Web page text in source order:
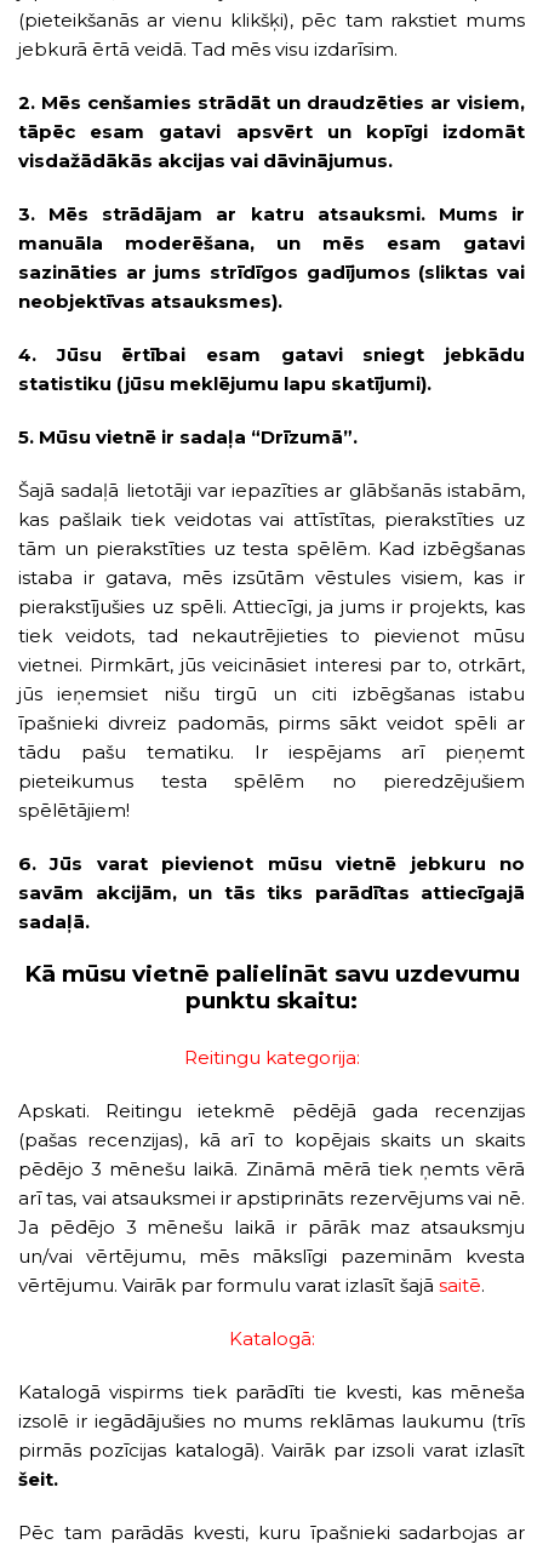
(pieteikšanās ar vienu klikšķi), pēc tam rakstiet mums
jebkurā ērtā veidā. Tad mēs visu izdarīsim.
2. Mēs cenšamies strādāt un draudzēties ar visiem,
tāpēc esam gatavi apsvērt un kopīgi izdomāt
visdažādākās akcijas vai dāvinājumus.
3. Mēs strādājam ar katru atsauksmi. Mums ir
manuāla moderēšana, un mēs esam gatavi
sazināties ar jums strīdīgos gadījumos (sliktas vai
neobjektīvas atsauksmes).
4. Jūsu ērtībai esam gatavi sniegt jebkādu
statistiku (jūsu meklējumu lapu skatījumi).
5. Mūsu vietnē ir sadaļa “Drīzumā”.
Šajā sadaļā lietotāji var iepazīties ar glābšanās istabām,
kas pašlaik tiek veidotas vai attīstītas, pierakstīties uz
tām un pierakstīties uz testa spēlēm. Kad izbēgšanas
istaba ir gatava, mēs izsūtām vēstules visiem, kas ir
pierakstījušies uz spēli. Attiecīgi, ja jums ir projekts, kas
tiek veidots, tad nekautrējieties to pievienot mūsu
vietnei. Pirmkārt, jūs veicināsiet interesi par to, otrkārt,
jūs ieņemsiet nišu tirgū un citi izbēgšanas istabu
īpašnieki divreiz padomās, pirms sākt veidot spēli ar
tādu pašu tematiku. Ir iespējams arī pieņemt
pieteikumus testa spēlēm no pieredzējušiem
spēlētājiem!
6. Jūs varat pievienot mūsu vietnē jebkuru no
savām akcijām, un tās tiks parādītas attiecīgajā
sadaļā.
Kā mūsu vietnē palielināt savu uzdevumu
punktu skaitu:
Reitingu kategorija:
Apskati. Reitingu ietekmē pēdējā gada recenzijas
(pašas recenzijas), kā arī to kopējais skaits un skaits
pēdējo 3 mēnešu laikā. Zināmā mērā tiek ņemts vērā
arī tas, vai atsauksmei ir apstiprināts rezervējums vai nē.
Ja pēdējo 3 mēnešu laikā ir pārāk maz atsauksmju
un/vai vērtējumu, mēs mākslīgi pazeminām kvesta
vērtējumu. Vairāk par formulu varat izlasīt šajā saitē.
Katalogā:
Katalogā vispirms tiek parādīti tie kvesti, kas mēneša
izsolē ir iegādājušies no mums reklāmas laukumu (trīs
pirmās pozīcijas katalogā). Vairāk par izsoli varat izlasīt
šeit.
Pēc tam parādās kvesti, kuru īpašnieki sadarbojas ar